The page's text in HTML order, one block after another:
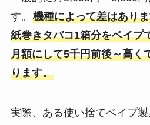
す。 機種によって差はあり
紙巻きタバコ1箱分をベイプ
月額にして5千円前後～高く
ります。
実際、ある使い捨てベイプ